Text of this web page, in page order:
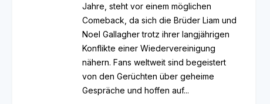
Jahre, steht vor einem möglichen
Comeback, da sich die Brüder Liam und
Noel Gallagher trotz ihrer langjährigen
Konflikte einer Wiedervereinigung
nähern. Fans weltweit sind begeistert
von den Gerüchten über geheime
Gespräche und hoffen auf...